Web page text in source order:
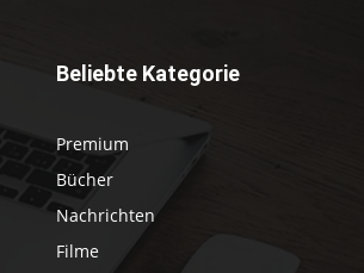
Beliebte Kategorie
Premium
Bücher
Nachrichten
Filme